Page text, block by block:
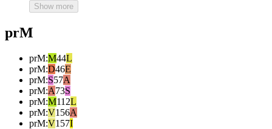
Show more
prM
prM:M44L
prM:D46E
prM:S57A
prM:A73S
prM:M112L
prM:V156A
prM:V157I